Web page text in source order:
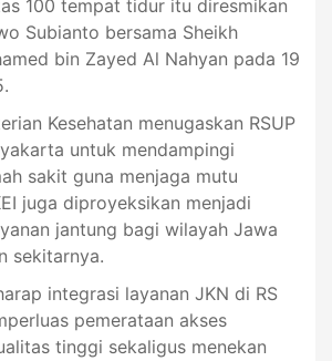
100 tempat tidur itu diresmikan
Subianto bersama Sheikh
bin Zayed Al Nahyan pada 19
Kesehatan menugaskan RSUP
untuk mendampingi
sakit guna menjaga mutu
juga diproyeksikan menjadi
jantung bagi wilayah Jawa
sekitarnya.
integrasi layanan JKN di RS
pemerataan akses
tinggi sekaligus menekan